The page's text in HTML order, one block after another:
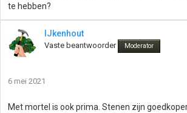
te hebben?
IJkenhout
Vaste beantwoorder Moderator
6 mei 2021
Met mortel is ook prima. Stenen zijn